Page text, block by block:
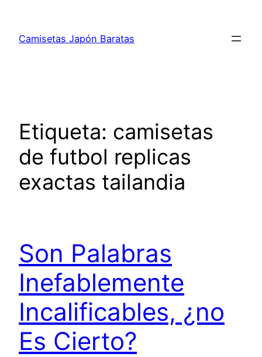
contenido
Camisetas Japón Baratas
Etiqueta: camisetas
de futbol replicas
exactas tailandia
Son Palabras
Inefablemente
Incalificables, ¿no
Es Cierto?